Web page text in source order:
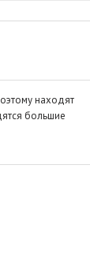
находят
большие